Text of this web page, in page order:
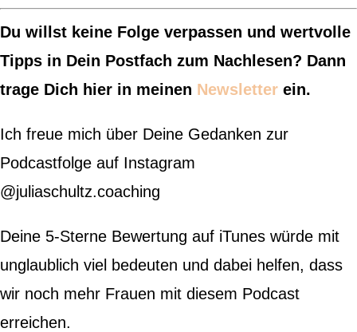
Du willst keine Folge verpassen und wertvolle
Tipps in Dein Postfach zum Nachlesen? Dann
trage Dich hier in meinen Newsletter ein.
Ich freue mich über Deine Gedanken zur
Podcastfolge auf Instagram
@juliaschultz.coaching
Deine 5-Sterne Bewertung auf iTunes würde mit
unglaublich viel bedeuten und dabei helfen, dass
wir noch mehr Frauen mit diesem Podcast
erreichen.